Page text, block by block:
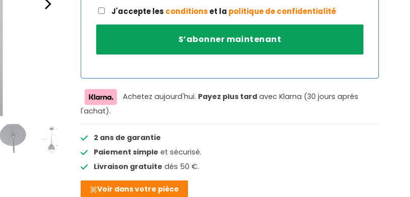
J'accepte les conditionset la politique de confidentialité
Achetez aujourd'hui. Payez plus tard avec Klarna (30 jours aprés
l'achat).
2 ans de garantie
Paiement simple et sécurisé.
Livraison gratuite dés 50 €.
Voir dans votre pièce